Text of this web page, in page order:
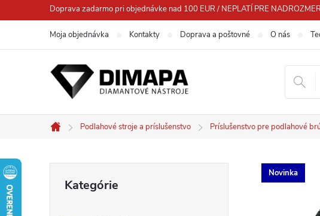
na
Doprava zadarmo pri objednávke nad 100 EUR / NEPLATÍ PRE
Moja objednávka Kontakty Doprava a poštovné O nás
Domov
Podlahové stroje a príslušenstvo Príslušenstvo pre podlahové
kategórie
Kategórie
Novinka